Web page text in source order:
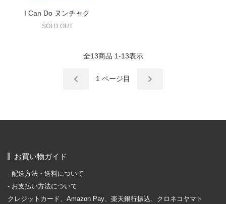
I Can Do ヌンチャク
SOLD OUT
全13商品 1-13表示
1 ページ目
お買い物ガイド
配送方法・送料について
お支払い方法について
クレジットカード、Amazon Pay、楽天銀行振込、クロネコヤマト